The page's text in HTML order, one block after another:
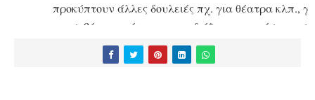
προκύπτουν άλλες δουλειές πχ. για θέατρα κλπ.,
και σεβόμενη πάντα τις υποδείξεις του εκάστοτε
έτοιμους μέσα απ’ το σενάριο, τους πλάθω η ίδια
όμως, για τραγούδια μου δεν μπορώ να πλάσω